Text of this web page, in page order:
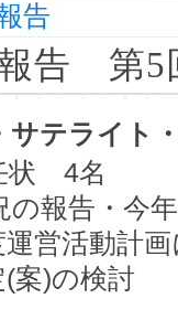
告
報告 第5
サテライト
状 4名
報告・今
営活動計
案)の検討